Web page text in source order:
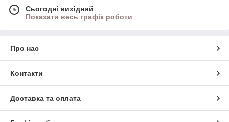
Сьогодні вихідний
Показати весь графік роботи
Про нас
Контакти
Доставка та оплата